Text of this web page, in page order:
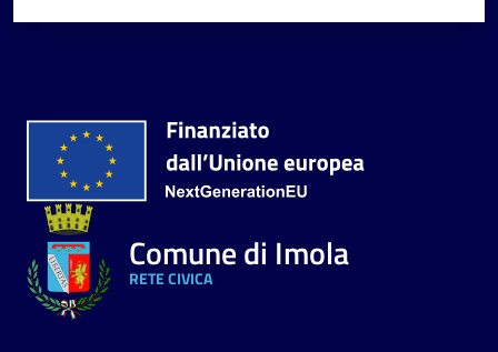
Comune di Imola
RETE CIVICA